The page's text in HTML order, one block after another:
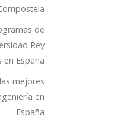
de
Rey
en España
mejores
en
España